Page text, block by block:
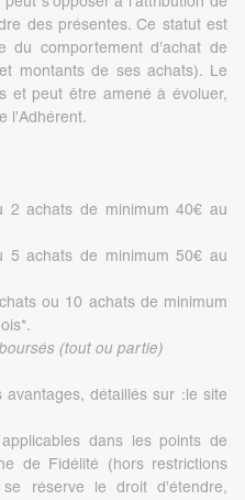
des présentes. Ce statut est
comportement d’achat de
montants de ses achats). Le
et peut être amené à évoluer,
l’Adhérent.
2 achats de minimum 40€ au
5 achats de minimum 50€ au
ou 10 achats de minimum
(tout ou partie)
détaillés sur :le site
dans les points de
de Fidélité (hors restrictions
réserve le droit d’étendre,